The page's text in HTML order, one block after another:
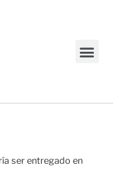
ser entregado en